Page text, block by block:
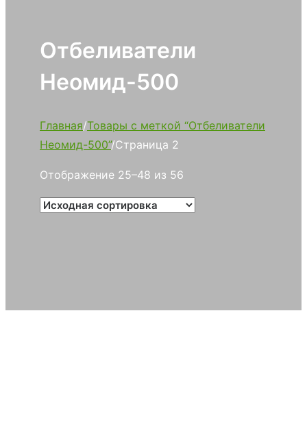
Отбеливатели
Неомид-500
Главная/Товары с меткой “Отбеливатели
Неомид-500”/Страница 2
Отображение 25–48 из 56